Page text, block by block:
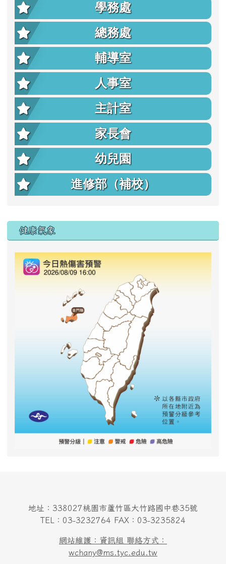
學務處
總務處
輔導室
人事室
主計室
家長會
幼兒園
進修部（補校）
右邊區域內容
健康氣象
地址：338027桃園市蘆竹區大竹路國中巷35號
TEL：03-3232764 FAX：03-3235824
網站維護：資訊組 聯絡方式：
wchany@ms.tyc.edu.tw